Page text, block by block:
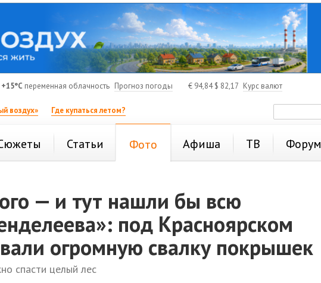
+15°C переменная облачность Прогноз погоды € 94,84$ 82,17 Курс валют
воздух» Где купаться летом?
Статьи Фото Афиша ТВ Форум
— и тут нашли бы всю
под Красноярском
огромную свалку покрышек
спасти целый лес